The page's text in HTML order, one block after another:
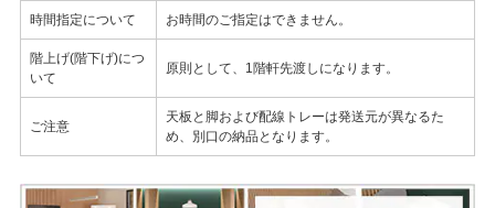
時間指定について お時間のご指定はできません。
階上げ(階下げ)につ
いて
原則として、1階軒先渡しになります。
ご注意
天板と脚および配線トレーは発送元が異なるた
め、別口の納品となります。